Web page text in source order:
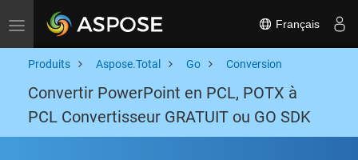
Toggle navigation Français
Produits Aspose.Total Go Conversion
Convertir PowerPoint en PCL, POTX à
PCL Convertisseur GRATUIT ou GO SDK